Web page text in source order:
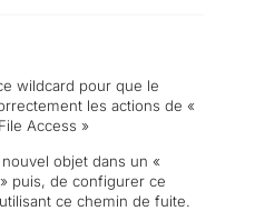
wildcard pour que le
les actions de «
Access »
objet dans un «
puis, de configurer ce
ce chemin de fuite.